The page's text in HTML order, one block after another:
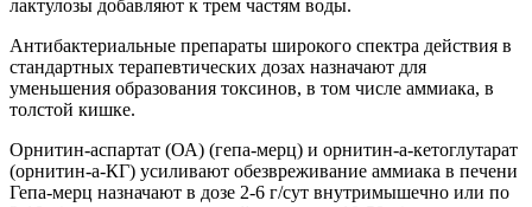
лактулозы добавляют к трем частям воды.
Антибактериальные препараты широкого спектра действия в
стандартных терапевтических дозах назначают для
уменьшения образования токсинов, в том числе аммиака, в
толстой кишке.
Орнитин-аспартат (ОА) (гепа-мерц) и орнитин-а-кетоглутарат
(орнитин-а-КГ) усиливают обезвреживание аммиака в печени
Гепа-мерц назначают в дозе 2-6 г/сут внутримышечно или по